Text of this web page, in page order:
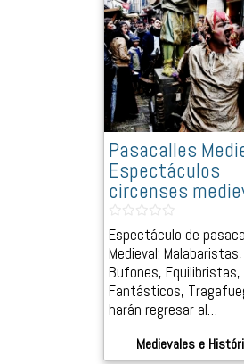
Pasacalles
Espectáculos
circenses
Espectáculo de
Medieval: Malabaristas,
Bufones, Equilibristas,
Fantásticos,
harán regresar al…
Medievales e